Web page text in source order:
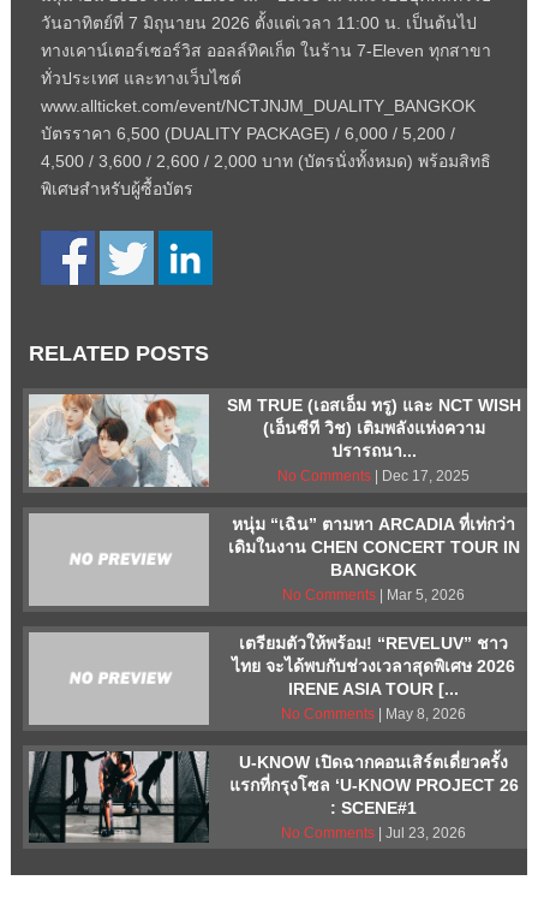
วันอาทิตย์ที่ 7 มิถุนายน 2026 ตั้งแต่เวลา 11:00 น. เป็นต้นไป
ทางเคาน์เตอร์เซอร์วิส ออลล์ทิคเก็ต ในร้าน 7-Eleven ทุกสาขา
ทั่วประเทศ และทางเว็บไซต์
www.allticket.com/event/NCTJNJM_DUALITY_BANGKOK
บัตรราคา 6,500 (DUALITY PACKAGE) / 6,000 / 5,200 /
4,500 / 3,600 / 2,600 / 2,000 บาท (บัตรนั่งทั้งหมด) พร้อมสิทธิ
พิเศษสำหรับผู้ซื้อบัตร
RELATED POSTS
SM TRUE (เอสเอ็ม ทรู) และ NCT WISH
(เอ็นซีที วิช) เติมพลังแห่งความ
ปรารถนา...
No Comments | Dec 17, 2025
หนุ่ม “เฉิน” ตามหา ARCADIA ที่เท่กว่า
เดิมในงาน CHEN CONCERT TOUR IN
BANGKOK
No Comments | Mar 5, 2026
เตรียมตัวให้พร้อม! “REVELUV” ชาว
ไทย จะได้พบกับช่วงเวลาสุดพิเศษ 2026
IRENE ASIA TOUR [...
No Comments | May 8, 2026
U-KNOW เปิดฉากคอนเสิร์ตเดี่ยวครั้ง
แรกที่กรุงโซล ‘U-KNOW PROJECT 26
: SCENE#1
No Comments | Jul 23, 2026